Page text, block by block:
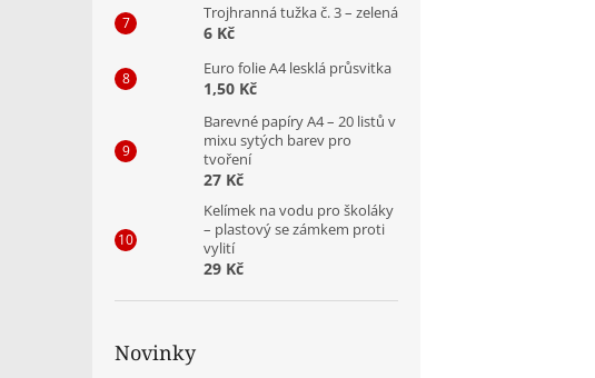
Trojhranná tužka č. 3 – zelená
6 Kč
Euro folie A4 lesklá průsvitka
1,50 Kč
Barevné papíry A4 – 20 listů v
mixu sytých barev pro
tvoření
27 Kč
Kelímek na vodu pro školáky
– plastový se zámkem proti
vylití
29 Kč
Novinky